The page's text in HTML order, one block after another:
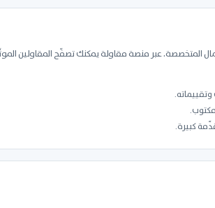
عبر منصة مقاولة يمكنك تصفّح المقاولين
كبيرة.